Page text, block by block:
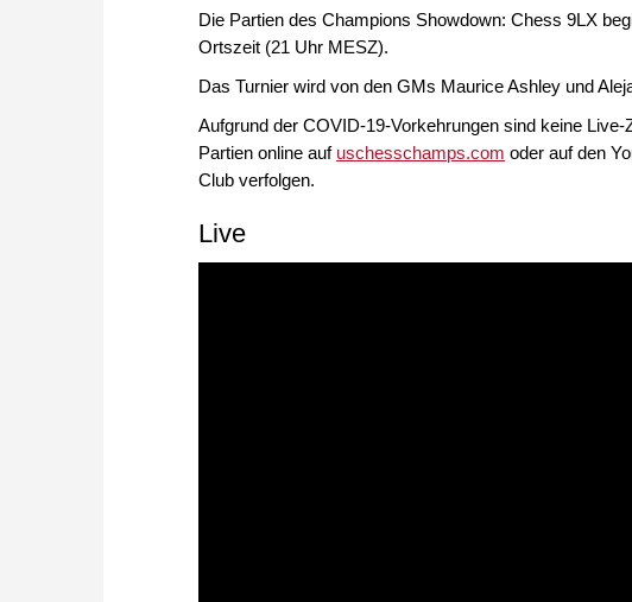
Die Partien des Champions Showdown: Chess 9LX
Ortszeit (21 Uhr MESZ).
Das Turnier wird von den GMs Maurice Ashley und
Aufgrund der COVID-19-Vorkehrungen sind keine
Partien online auf uschesschamps.com oder auf den
Club verfolgen.
Live